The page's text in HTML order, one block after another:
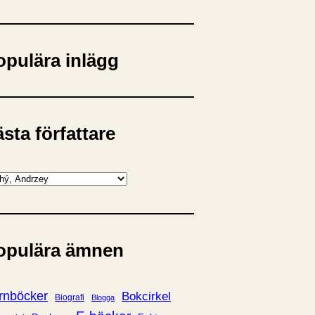
inlägg
författare
ämnen
Biografi Blogga Bokcirkel